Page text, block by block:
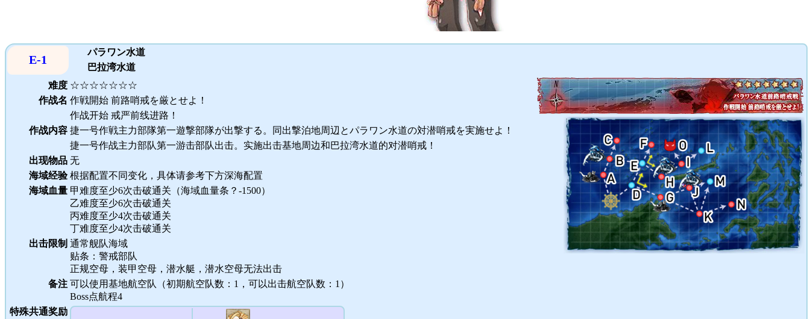
E-1
パラワン水道
巴拉湾水道
难度 ☆☆☆☆☆☆☆
作战名 作戦開始 前路哨戒を厳とせよ！
作战开始 戒严前线进路！
作战内容 捷一号作戦主力部隊第一遊撃部隊が出撃する。同出撃泊地周辺とパラワン水道の対潜哨戒を実施せよ！
捷一号作战主力部队第一游击部队出击。实施出击基地周边和巴拉湾水道的对潜哨戒！
出现物品 无
海域经验 根据配置不同变化，具体请参考下方深海配置
海域血量 甲难度至少6次击破通关（海域血量条？-1500）
乙难度至少6次击破通关
丙难度至少4次击破通关
丁难度至少4次击破通关
出击限制 通常舰队海域
贴条：警戒部队
正规空母，装甲空母，潜水艇，潜水空母无法出击
备注 可以使用基地航空队（初期航空队数：1，可以出击航空队数：1）
Boss点航程4
特殊共通奖励